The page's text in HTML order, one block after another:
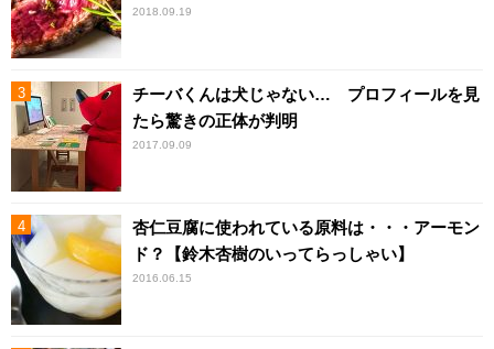
2018.09.19
チーバくんは犬じゃない… プロフィールを見
たら驚きの正体が判明
2017.09.09
杏仁豆腐に使われている原料は・・・アーモン
ド？【鈴木杏樹のいってらっしゃい】
2016.06.15